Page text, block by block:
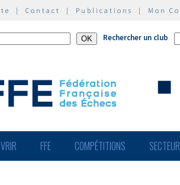
| Contact | Publications | Mon
Rechercher un club
FFE COMPÉTITIONS